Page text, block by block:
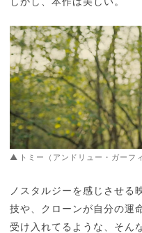
トミー（アンドリュー・ガーフ
ノスタルジーを感じさせる
技や、クローンが自分の運
受け入れてるような、そん